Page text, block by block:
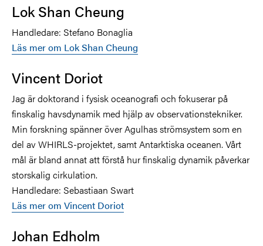
Lok Shan Cheung
Handledare: Stefano Bonaglia
Läs mer om Lok Shan Cheung
Vincent Doriot
Jag är doktorand i fysisk oceanografi och fokuserar på
finskalig havsdynamik med hjälp av observationstekniker.
Min forskning spänner över Agulhas strömsystem som en
del av WHIRLS-projektet, samt Antarktiska oceanen. Vårt
mål är bland annat att förstå hur finskalig dynamik påverkar
storskalig cirkulation.
Handledare: Sebastiaan Swart
Läs mer om Vincent Doriot
Johan Edholm